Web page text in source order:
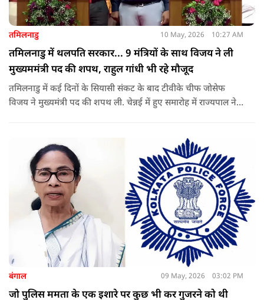
तमिलनाडु 10 May, 2026 10:27 AM
तमिलनाडु में थलपति सरकार... 9 मंत्रियों के साथ विजय ने ली
मुख्यममंत्री पद की शपथ, राहुल गांधी भी रहे मौजूद
तमिलनाडु में कई दिनों के सियासी संकट के बाद टीवीके चीफ जोसेफ
विजय ने मुख्यमंत्री पद की शपथ ली. चेन्नई में हुए समारोह में राज्यपाल ने
बंगाल 09 May, 2026 03:02 PM
जो पुलिस ममता के एक इशारे पर कुछ भी कर गुजरने को थी